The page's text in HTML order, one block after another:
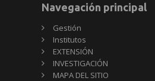
Navegación principal
Gestión
Institutos
EXTENSIÓN
INVESTIGACIÓN
MAPA DEL SITIO